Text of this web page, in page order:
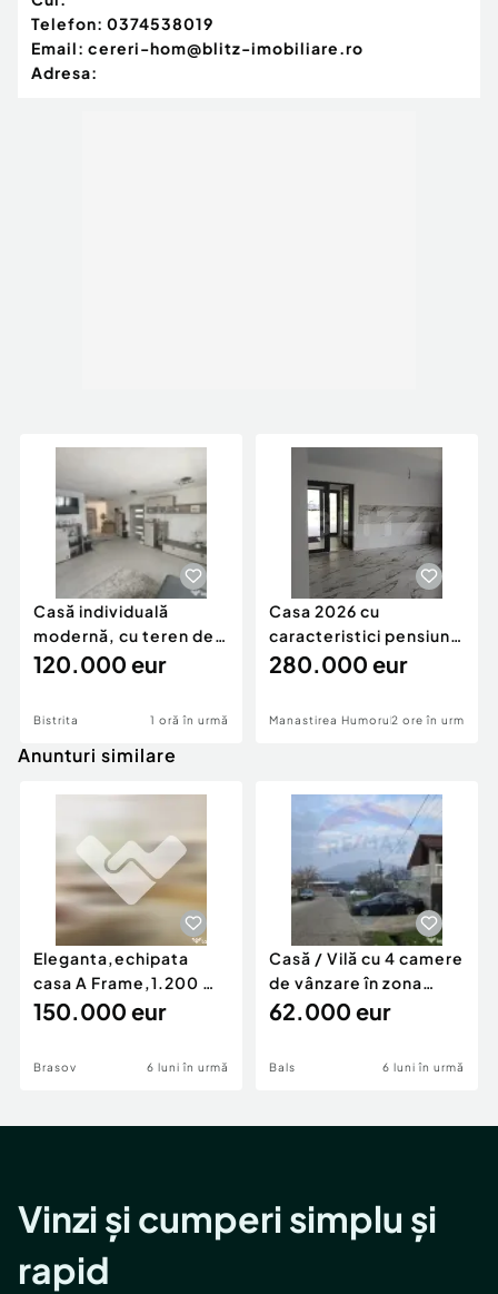
Telefon: 0374538019
Email: cereri-hom@blitz-imobiliare.ro
Adresa:
Casă individuală
modernă, cu teren de
1.356 mp – la doa
120.000 eur
Bistrita 1 oră în urmă
Casa 2026 cu
caracteristici pensiune
280k
280.000 eur
Manastirea Humorului2 ore în urmă
Anunturi similare
Eleganta,echipata
casa A Frame,1.200 mp
teren,deschidere Pia
150.000 eur
Brasov 6 luni în urmă
Casă / Vilă cu 4 camere
de vânzare în zona
Periferie
62.000 eur
Bals 6 luni în urmă
Vinzi și cumperi simplu și
rapid